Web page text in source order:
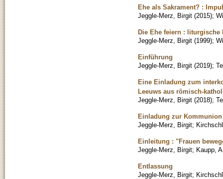
Ehe als Sakrament? :
Jeggle-Merz, Birgit (2015);
Die Ehe feiern : liturgische
Jeggle-Merz, Birgit (1999);
Einführung
Jeggle-Merz, Birgit (2019);
Eine Einladung zum
Leeuws aus römisch-
Jeggle-Merz, Birgit (2018);
Einladung zur Kommunion
Jeggle-Merz, Birgit;
Einleitung : "Frauen
Jeggle-Merz, Birgit; Kaupp,
Entlassung
Jeggle-Merz, Birgit;